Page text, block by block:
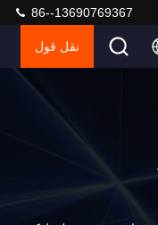
86--13690769367
نقل قول